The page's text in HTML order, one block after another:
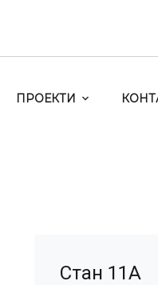
ПРОЕКТИ
Стан 11А